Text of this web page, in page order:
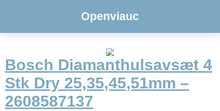
Openviauc
Bosch Diamanthulsavsæt 4
Stk Dry 25,35,45,51mm –
2608587137